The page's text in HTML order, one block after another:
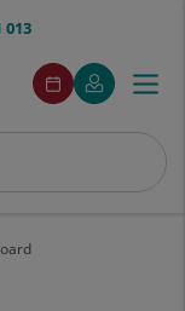
013
menuAcceso
Pide
cita
Este
enlace
se
en
Mi
Quirónsalud
Este
enlace
se
en
ventana
Menú